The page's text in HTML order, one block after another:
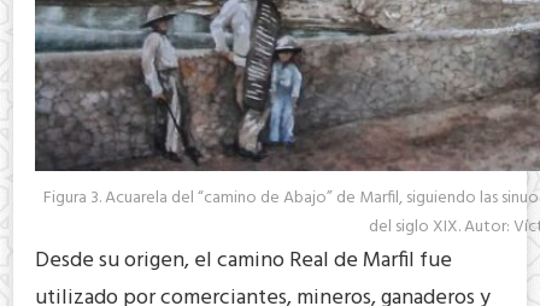
Figura 3. Acuarela del “camino de Abajo” de Marfil, siguiendo las
del siglo XIX. Autor:
Desde su origen, el camino Real de Marfil fue
utilizado por comerciantes, mineros, ganaderos y